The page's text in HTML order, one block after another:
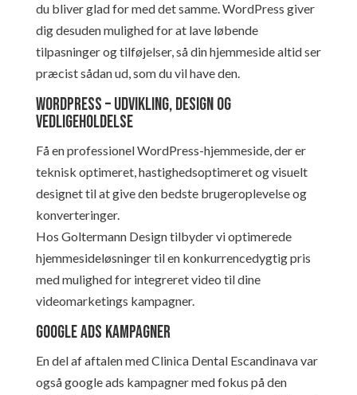
du bliver glad for med det samme. WordPress giver
dig desuden mulighed for at lave løbende
tilpasninger og tilføjelser, så din hjemmeside altid ser
præcist sådan ud, som du vil have den.
WordPress – udvikling, design og
vedligeholdelse
Få en professionel WordPress-hjemmeside, der er
teknisk optimeret, hastighedsoptimeret og visuelt
designet til at give den bedste brugeroplevelse og
konverteringer.
Hos Goltermann Design tilbyder vi optimerede
hjemmesideløsninger til en konkurrencedygtig pris
med mulighed for integreret video til dine
videomarketings kampagner.
Google ads kampagner
En del af aftalen med Clinica Dental Escandinava var
også google ads kampagner med fokus på den